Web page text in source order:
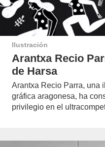
Ilustración
Arantxa Recio
de Harsa
Arantxa Recio Parra, una
gráfica aragonesa, ha
privilegio en el